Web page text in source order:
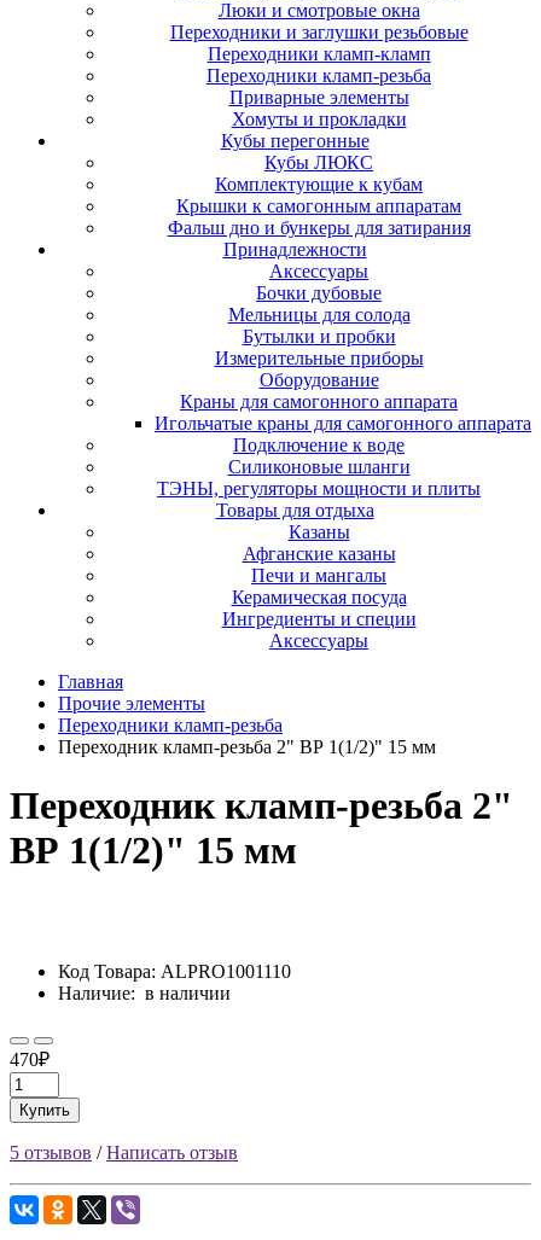
Люки и смотровые окна
Переходники и заглушки резьбовые
Переходники кламп-кламп
Переходники кламп-резьба
Приварные элементы
Хомуты и прокладки
Кубы перегонные
Кубы ЛЮКС
Комплектующие к кубам
Крышки к самогонным аппаратам
Фальш дно и бункеры для затирания
Принадлежности
Аксессуары
Бочки дубовые
Мельницы для солода
Бутылки и пробки
Измерительные приборы
Оборудование
Краны для самогонного аппарата
Игольчатые краны для самогонного аппарата
Подключение к воде
Силиконовые шланги
ТЭНЫ, регуляторы мощности и плиты
Товары для отдыха
Казаны
Афганские казаны
Печи и мангалы
Керамическая посуда
Ингредиенты и специи
Аксессуары
Главная
Прочие элементы
Переходники кламп-резьба
Переходник кламп-резьба 2" ВР 1(1/2)" 15 мм
Переходник кламп-резьба 2"
ВР 1(1/2)" 15 мм
Код Товара: ALPRO1001110
Наличие: в наличии
470₽
Купить
5 отзывов /Написать отзыв